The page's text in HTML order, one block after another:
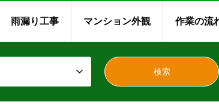
雨漏り工事 マンション外観 作業の流